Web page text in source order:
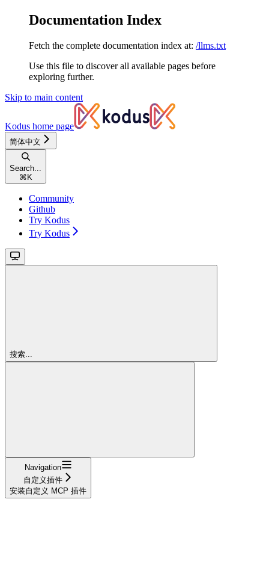
Documentation Index
Fetch the complete documentation index at: /llms.txt
Use this file to discover all available pages before
exploring further.
Skip to main content
Kodus home page
简体中文
Search...
⌘ K
Community
Github
Try Kodus
Try Kodus
搜索...
Navigation
自定义插件
安装自定义 MCP 插件